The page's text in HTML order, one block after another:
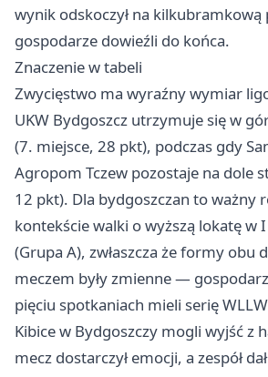
wynik odskoczył na
gospodarze dowieźli do końca.
Znaczenie w tabeli
Zwycięstwo ma wyraźny wymiar
UKW Bydgoszcz utrzymuje się w
(7. miejsce, 28 pkt), podczas gdy
Agropom Tczew pozostaje na dole
12 pkt). Dla bydgoszczan to ważny
kontekście walki o wyższą lokatę w
(Grupa A), zwłaszcza że formy obu
meczem były zmienne —
pięciu spotkaniach mieli serię
Kibice w Bydgoszczy mogli wyjść z
mecz dostarczył emocji, a zespół